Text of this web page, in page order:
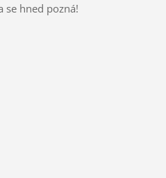
se hned pozná!